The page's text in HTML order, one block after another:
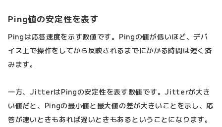
Ping値の安定性を表す
Pingは応答速度を示す数値です。Pingの値が低いほど、デバ
イス上で操作をしてから反映されるまでにかかる時間は短く済
みます。
一方、JitterはPingの安定性を表す数値です。Jitterが大き
い値だと、Pingの最小値と最大値の差が大きいことを示し、応
答が速いときもあれば遅いときもあるということになります。